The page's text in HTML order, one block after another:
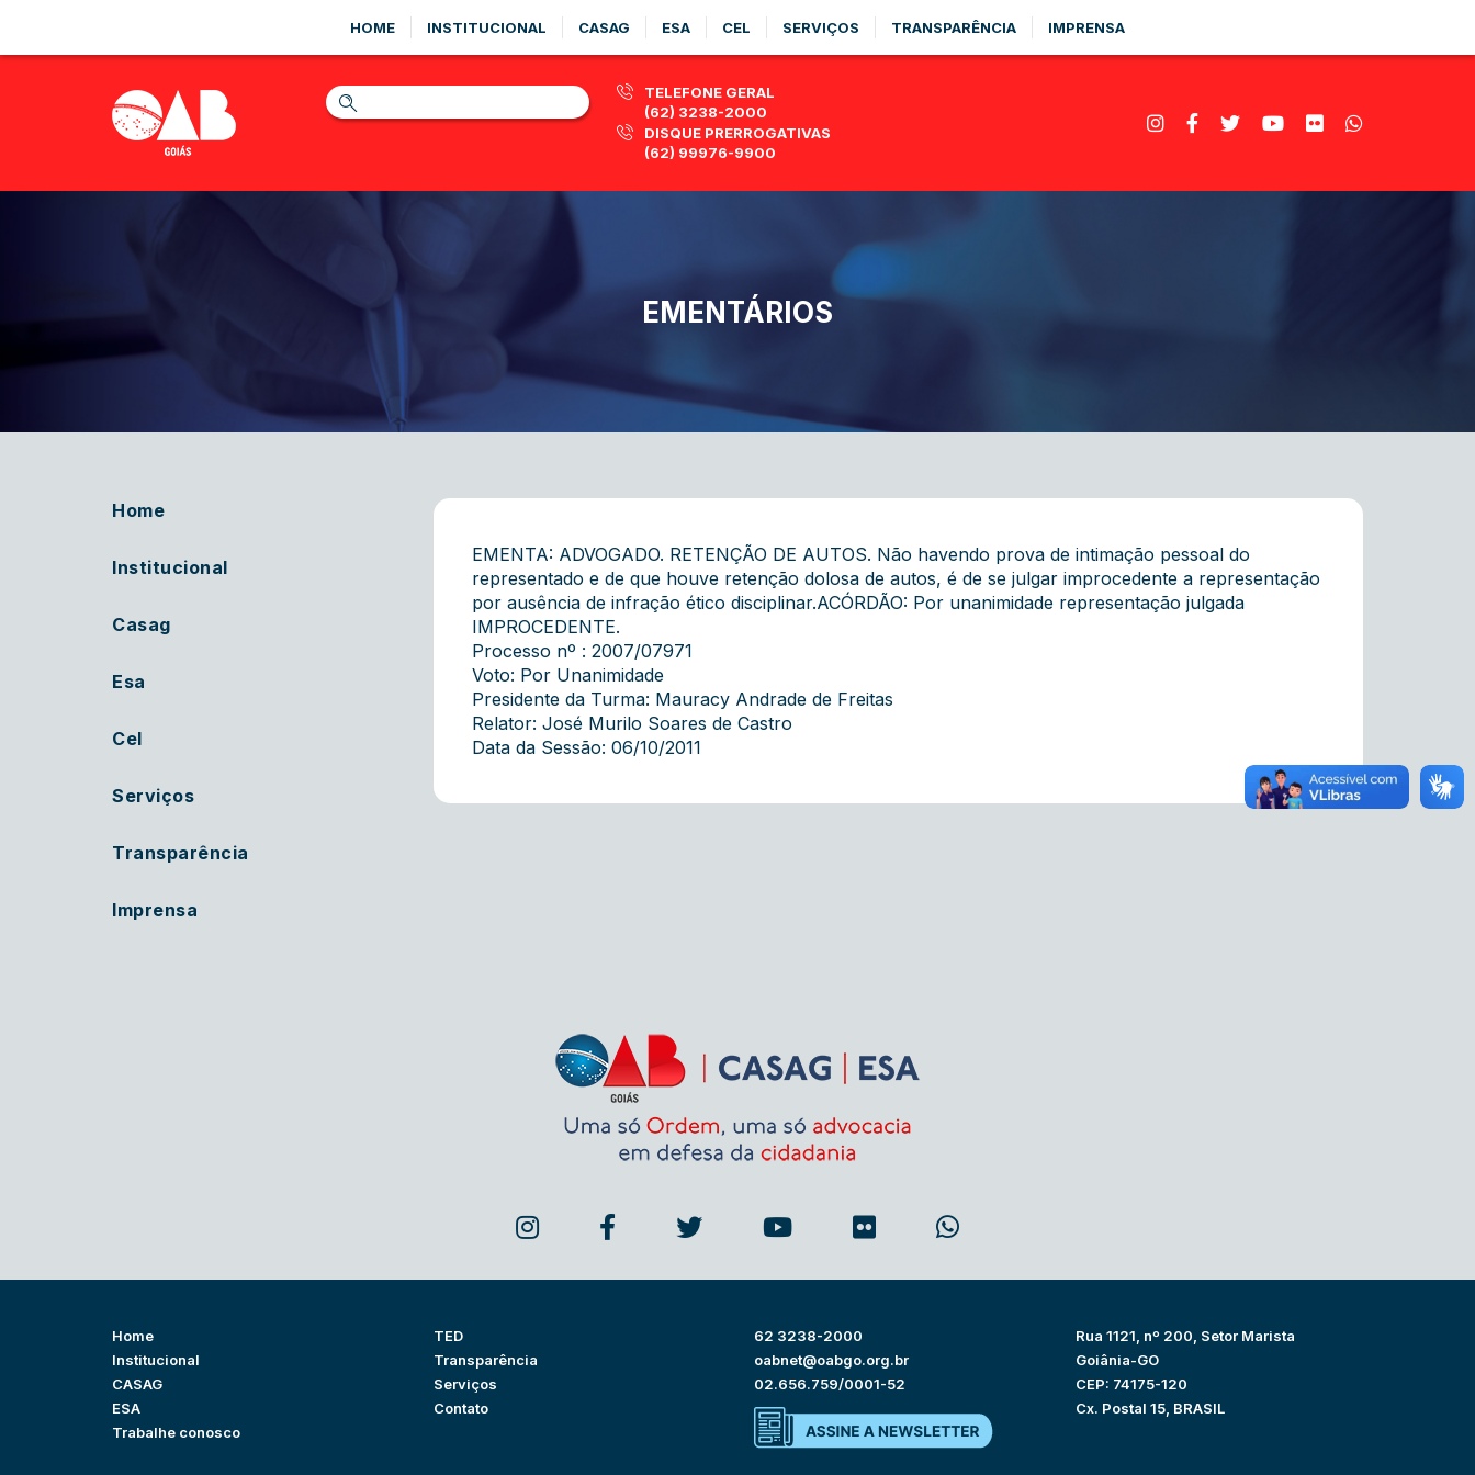
HOME INSTITUCIONAL CASAG ESA CEL SERVIÇOS TRANSPARÊNCIA IMPRENSA
TELEFONE GERAL
(62) 3238-2000
DISQUE PRERROGATIVAS
(62) 99976-9900
EMENTÁRIOS
Home
Institucional
Casag
Esa
Cel
Serviços
Transparência
Imprensa
EMENTA: ADVOGADO. RETENÇÃO DE AUTOS. Não havendo prova de intimação pessoal do
representado e de que houve retenção dolosa de autos, é de se julgar improcedente a representação
por ausência de infração ético disciplinar.ACÓRDÃO: Por unanimidade representação julgada
IMPROCEDENTE.
Processo nº : 2007/07971
Voto: Por Unanimidade
Presidente da Turma: Mauracy Andrade de Freitas
Relator: José Murilo Soares de Castro
Data da Sessão: 06/10/2011
Home
Institucional
CASAG
ESA
Trabalhe conosco
TED
Transparência
Serviços
Contato
62 3238-2000
oabnet@oabgo.org.br
02.656.759/0001-52
Rua 1121, nº 200, Setor Marista
Goiânia-GO
CEP: 74175-120
Cx. Postal 15, BRASIL